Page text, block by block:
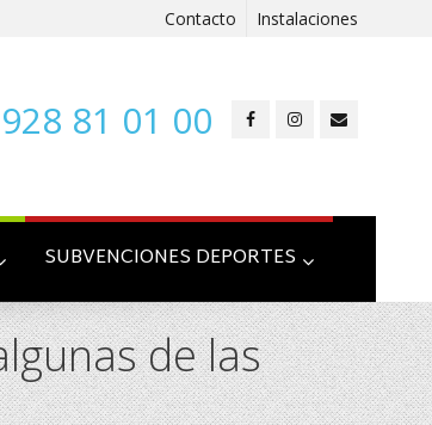
Contacto Instalaciones
928 81 01 00
SUBVENCIONES DEPORTES
de las